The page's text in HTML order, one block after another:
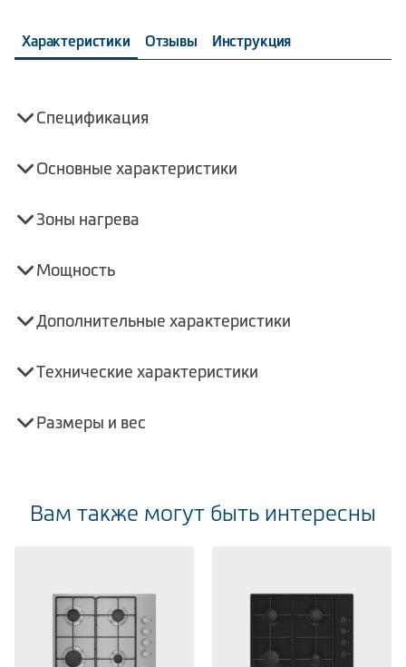
Характеристики Отзывы Инструкция
Спецификация
Основные характеристики
Зоны нагрева
Мощность
Дополнительные характеристики
Технические характеристики
Размеры и вес
Вам также могут быть интересны